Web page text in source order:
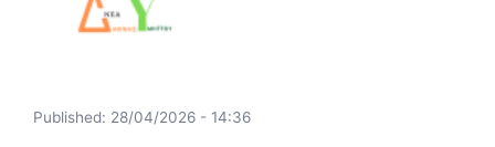
Published: 28/04/2026 - 14:36